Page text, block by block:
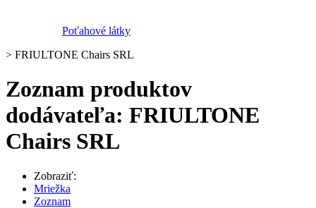
Poťahové látky
> FRIULTONE Chairs SRL
Zoznam produktov
dodávateľa: FRIULTONE
Chairs SRL
Zobraziť:
Mriežka
Zoznam